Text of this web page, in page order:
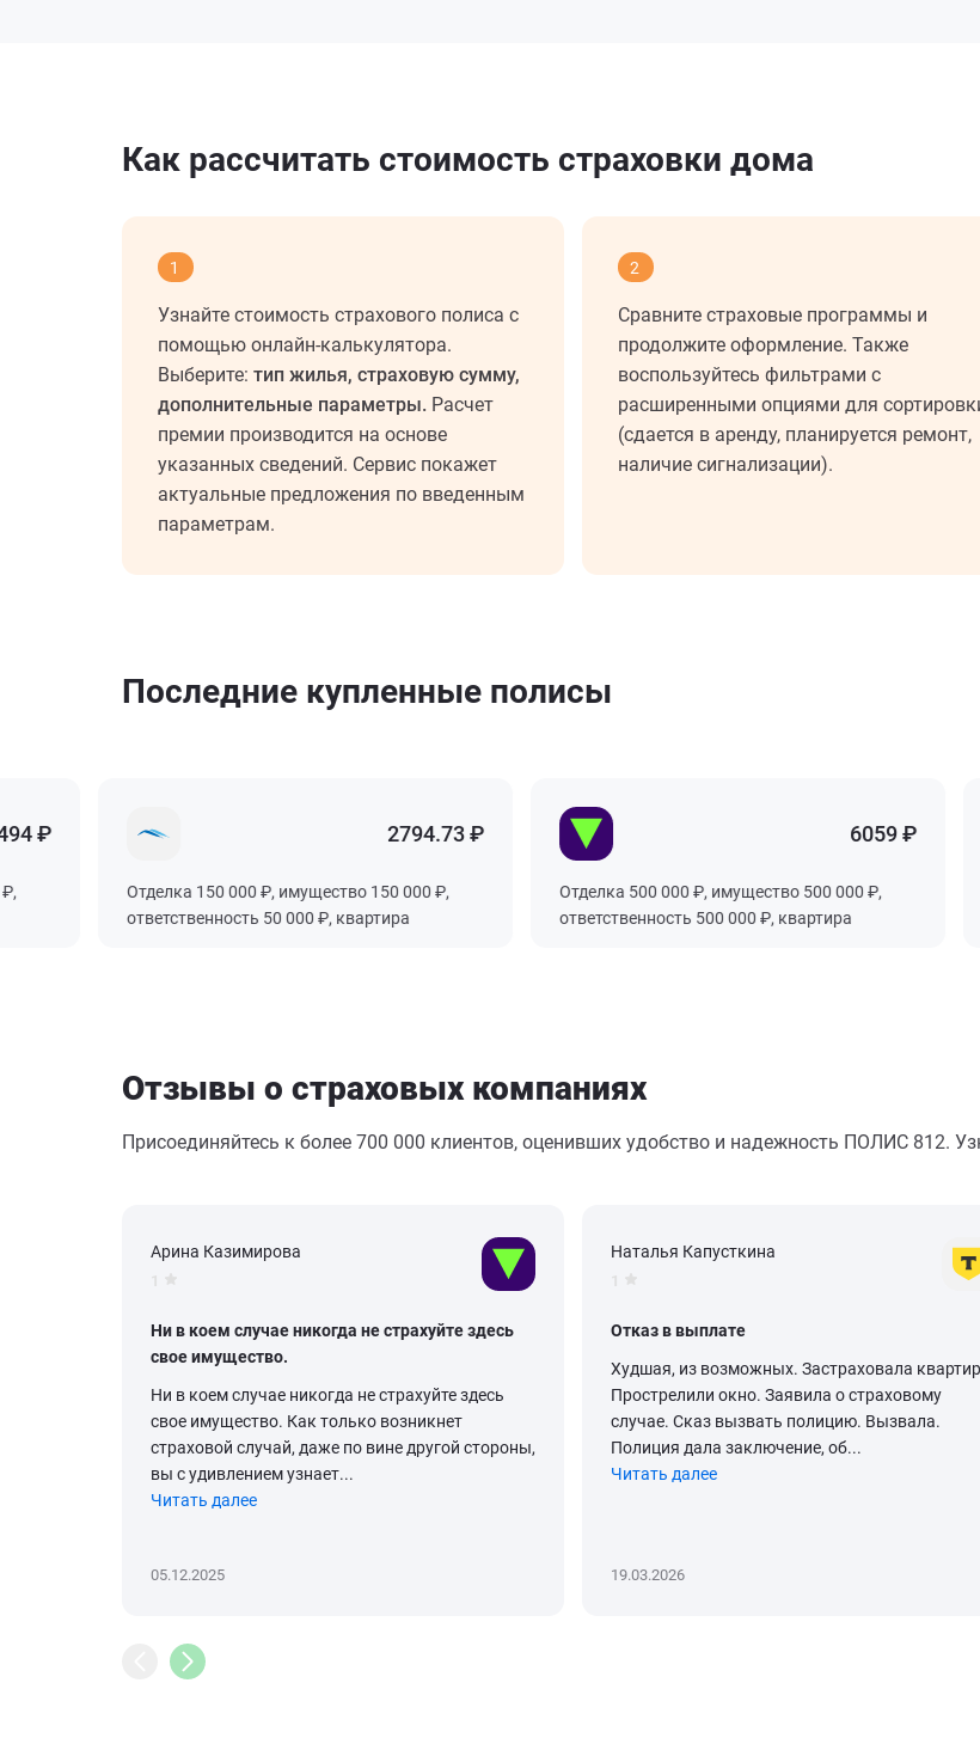
Как рассчитать стоимость страховки дома
1
Узнайте стоимость страхового полиса с
помощью онлайн-калькулятора.
Выберите: тип жилья, страховую сумму,
дополнительные параметры. Расчет
премии производится на основе
указанных сведений. Сервис покажет
актуальные предложения по введенным
параметрам.
2
Сравните страховые программы и
продолжите оформление. Также
воспользуйтесь фильтрами с
расширенными опциями для
(сдается в аренду, планируется ремонт,
наличие сигнализации).
Последние купленные полисы
₽ 2794.73 ₽
Отделка 150 000 ₽, имущество 150 000 ₽,
ответственность 50 000 ₽, квартира
6059 ₽
Отделка 500 000 ₽, имущество 500 000 ₽,
ответственность 500 000 ₽, квартира
Отзывы о страховых компаниях
Присоединяйтесь к более 700 000 клиентов, оценивших удобство и надежность ПОЛИС 812.
Арина Казимирова
1
Ни в коем случае никогда не страхуйте здесь
свое имущество.
Ни в коем случае никогда не страхуйте здесь
свое имущество. Как только возникнет
страховой случай, даже по вине другой стороны,
вы с удивлением узнает...
Читать далее
05.12.2025
Наталья Капусткина
1
Отказ в выплате
Худшая, из возможных. Застраховала
Прострелили окно. Заявила о страховому
случае. Сказ вызвать полицию. Вызвала.
Полиция дала заключение, об...
Читать далее
19.03.2026